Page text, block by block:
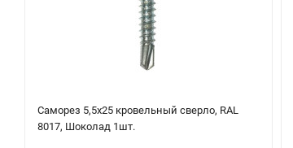
Саморез 5,5х25 кровельный сверло, RAL
8017, Шоколад 1шт.